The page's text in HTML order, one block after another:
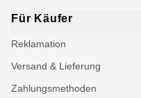
Für Käufer
Reklamation
Versand & Lieferung
Zahlungsmethoden